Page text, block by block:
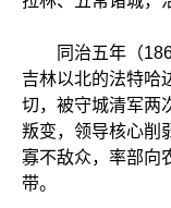
同治五年（1866
吉林以北的法特哈
切，被守城清军两
叛变，领导核心削
寡不敌众，率部向
带。